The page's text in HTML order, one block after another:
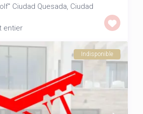
Ciudad Quesada, Ciudad
entier
Indisponible